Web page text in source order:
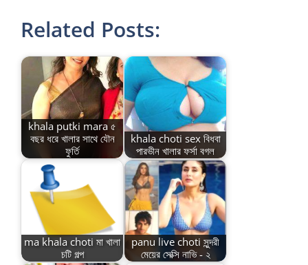
Related Posts:
khala putki mara ৫
বছর ধরে খালার সাথে যৌন
ফুর্তি
khala choti sex বিধবা
পারভীন খালার ফর্সা বগল
ma khala choti মা খালা
চটি গল্প
panu live choti সুন্দরী
মেয়ের সেক্সি নাভি - ২